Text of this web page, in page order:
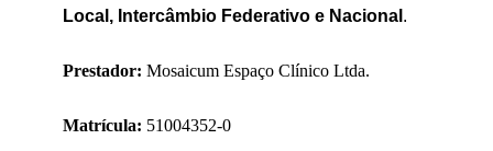
Local, Intercâmbio Federativo e Nacional .
Prestador: Mosaicum Espaço Clínico Ltda.
Matrícula: 51004352-0